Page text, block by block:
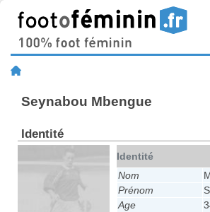
Seynabou Mbengue
Identité
Identité
Nom
Prénom
Age